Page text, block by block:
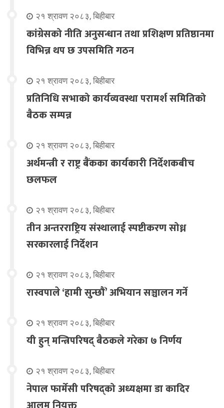
२१ श्रावण २०८३, बिहीबार
कांग्रेसको नीति अनुसन्धान तथा प्रशिक्षण प्रतिष्ठानमा
विभिन्न थप छ उपसमिति गठन
२१ श्रावण २०८३, बिहीबार
प्रतिनिधि सभाको कार्यव्यवस्था परामर्श समितिको
बैठक सम्पन्न
२१ श्रावण २०८३, बिहीबार
अर्थमन्त्री र राष्ट्र बैंकका कार्यकारी निर्देशकबीच
छलफल
२१ श्रावण २०८३, बिहीबार
तीन अन्तरराष्ट्रिय संस्थालाई स्पष्टीकरण सोध्न
सरकारलाई निर्देशन
२१ श्रावण २०८३, बिहीबार
रास्वपाले ‘हामी सुन्छौँ’ अभियान सञ्चालन गर्ने
२१ श्रावण २०८३, बिहीबार
यी हुन् मन्त्रिपरिषद् बैठकले गरेका ७ निर्णय
२१ श्रावण २०८३, बिहीबार
नेपाल फार्मेसी परिषद्को अध्यक्षमा डा कादिर